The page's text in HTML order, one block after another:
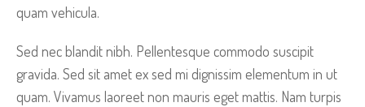
quam vehicula.
Sed nec blandit nibh. Pellentesque commodo suscipit
gravida. Sed sit amet ex sed mi dignissim elementum in ut
quam. Vivamus laoreet non mauris eget mattis. Nam turpis